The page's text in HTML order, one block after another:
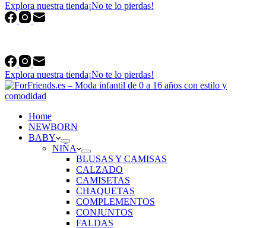
Explora nuestra tienda¡No te lo pierdas!
Explora nuestra tienda¡No te lo pierdas!
Home
NEWBORN
BABY
NIÑA
BLUSAS Y CAMISAS
CALZADO
CAMISETAS
CHAQUETAS
COMPLEMENTOS
CONJUNTOS
FALDAS